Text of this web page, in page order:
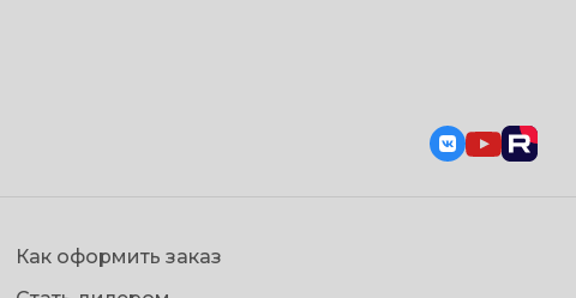
Как оформить заказ